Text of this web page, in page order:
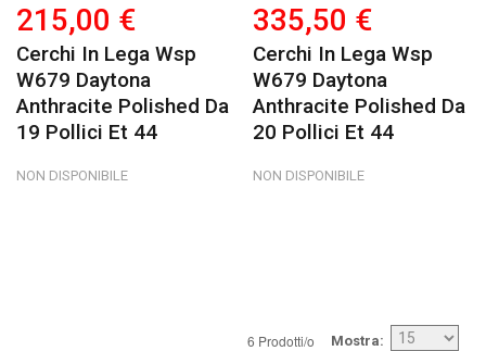
215,00 €
Cerchi In Lega Wsp
W679 Daytona
Anthracite Polished Da
19 Pollici Et 44
NON DISPONIBILE
335,50 €
Cerchi In Lega Wsp
W679 Daytona
Anthracite Polished Da
20 Pollici Et 44
NON DISPONIBILE
6 Prodotti/o Mostra